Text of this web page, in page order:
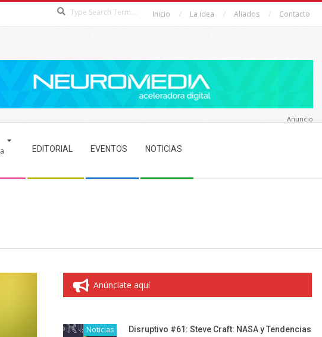
Inicio La idea Aliados Contacto
EDITORIAL EVENTOS NOTICIAS
Anuncio
Anúnciate aquí
Noticias Disruptivo #61: Steve Craft: NASA y Tendencias